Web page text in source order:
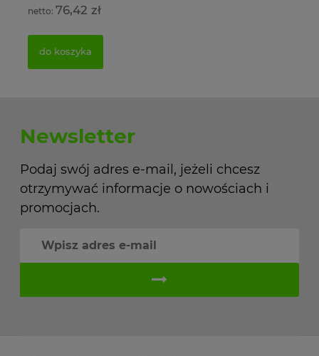
76,42 zł
do koszyka
Newsletter
Podaj swój adres e-mail, jeżeli chcesz
otrzymywać informacje o nowościach i
promocjach.